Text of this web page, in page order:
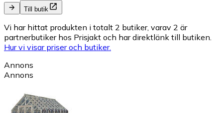
Till butik
Vi har hittat produkten i totalt 2 butiker, varav 2 är
partnerbutiker hos Prisjakt och har direktlänk till butiken.
Hur vi visar priser och butiker.
Annons
Annons